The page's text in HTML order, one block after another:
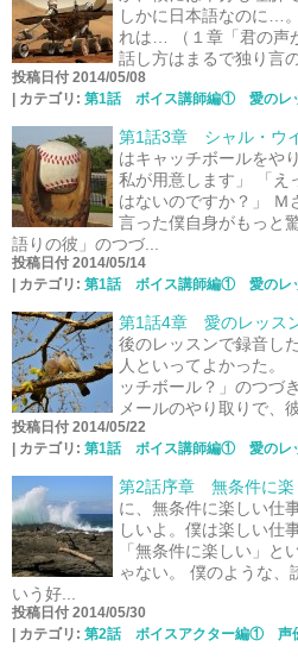
しかに日本語なのに…
れは… （１章「君の声
話し方はまるで独り言
投稿日付 2014/05/08
カテゴリ: 第1話 ボイス講師編① 愛のレ
第1話3章 シャル・ウ
はキャッチボールをや
私が用意します」 「え
はないのですか？」 Ｍ
言った僕自身がもっと
語りの彼」のつづ...
投稿日付 2014/05/14
カテゴリ: 第1話 ボイス講師編① 愛のレ
第1話4章 愛のレッス
後のレッスンで録音し
人といってよかった。
ッチボール？」のつづ
メールのやり取りで、
投稿日付 2014/05/22
カテゴリ: 第1話 ボイス講師編① 愛のレ
第2話序章 無条件に楽
に、無条件に楽しい仕
しいよ。僕は楽しい仕
「無条件に楽しい」と
ゃない。 僕のような、
いう好...
投稿日付 2014/05/30
カテゴリ: 第2話 ボイスアクター編① 声